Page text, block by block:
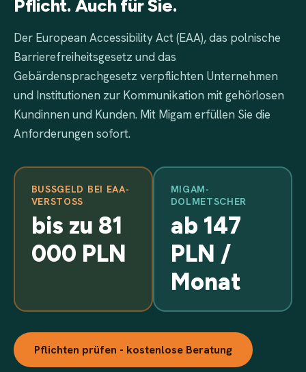
Pflicht. Auch für Sie.
Der European Accessibility Act (EAA), das polnische
Barrierefreiheitsgesetz und das
Gebärdensprachgesetz verpflichten Unternehmen
und Institutionen zur Kommunikation mit gehörlosen
Kundinnen und Kunden. Mit Migam erfüllen Sie die
Anforderungen sofort.
BUSSGELD BEI EAA-V
ERSTOSS
bis zu 81
000 PLN
MIGAM-
DOLMETSCHER
ab 147
PLN /
Monat
Pflichten prüfen - kostenlose Beratung